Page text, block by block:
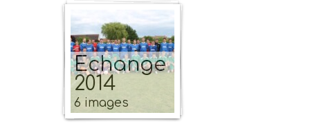
Echange
2014
6 images